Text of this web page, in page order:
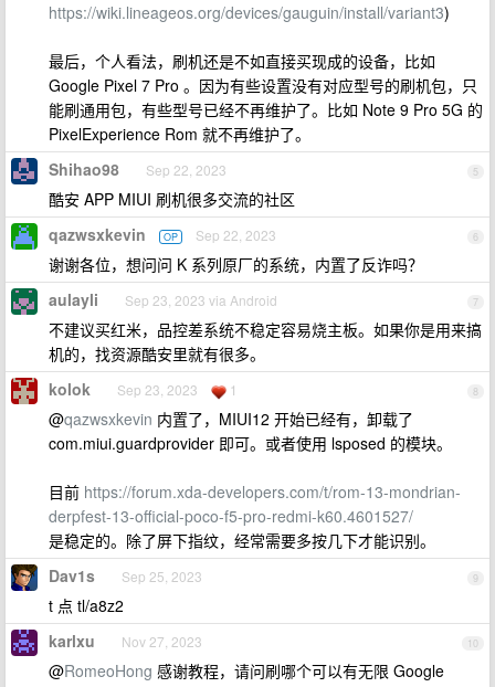
https://wiki.lineageos.org/devices/gauguin/install/variant3)
最后，个人看法，刷机还是不如直接买现成的设备，比如
Google Pixel 7 Pro 。因为有些设置没有对应型号的刷机包，只
能刷通用包，有些型号已经不再维护了。比如 Note 9 Pro 5G 的
PixelExperience Rom 就不再维护了。
5
Shihao98 Sep 22, 2023
酷安 APP MIUI 刷机很多交流的社区
6
qazwsxkevin OP Sep 22, 2023
谢谢各位，想问问 K 系列原厂的系统，内置了反诈吗？
7
aulayli Sep 23, 2023 via Android
不建议买红米，品控差系统不稳定容易烧主板。如果你是用来搞
机的，找资源酷安里就有很多。
8
kolok Sep 23, 2023 1
@qazwsxkevin 内置了，MIUI12 开始已经有，卸载了
com.miui.guardprovider 即可。或者使用 lsposed 的模块。
目前 https://forum.xda-developers.com/t/rom-13-mondrian-
derpfest-13-official-poco-f5-pro-redmi-k60.4601527/
是稳定的。除了屏下指纹，经常需要多按几下才能识别。
9
Dav1s Sep 25, 2023
t 点 tl/a8z2
10
karlxu Nov 27, 2023
@RomeoHong 感谢教程，请问刷哪个可以有无限 Google